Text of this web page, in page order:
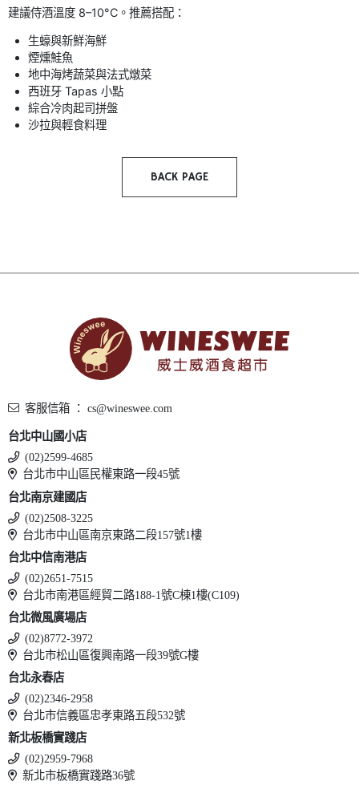
建議侍酒溫度 8–10°C。推薦搭配：
生蠔與新鮮海鮮
煙燻鮭魚
地中海烤蔬菜與法式燉菜
西班牙 Tapas 小點
綜合冷肉起司拼盤
沙拉與輕食料理
BACK PAGE
客服信箱 ： cs@wineswee.com
台北中山國小店
(02)2599-4685
台北市中山區民權東路一段45號
台北南京建國店
(02)2508-3225
台北市中山區南京東路二段157號1樓
台北中信南港店
(02)2651-7515
台北市南港區經貿二路188-1號C棟1樓(C109)
台北微風廣場店
(02)8772-3972
台北市松山區復興南路一段39號G樓
台北永春店
(02)2346-2958
台北市信義區忠孝東路五段532號
新北板橋實踐店
(02)2959-7968
新北市板橋實踐路36號